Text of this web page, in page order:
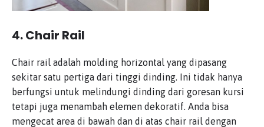
4.Chair Rail
Chair rail adalah molding horizontal yang dipasang
sekitar satu pertiga dari tinggi dinding. Ini tidak hanya
berfungsi untuk melindungi dinding dari goresan kursi
tetapi juga menambah elemen dekoratif. Anda bisa
mengecat area di bawah dan di atas chair rail dengan